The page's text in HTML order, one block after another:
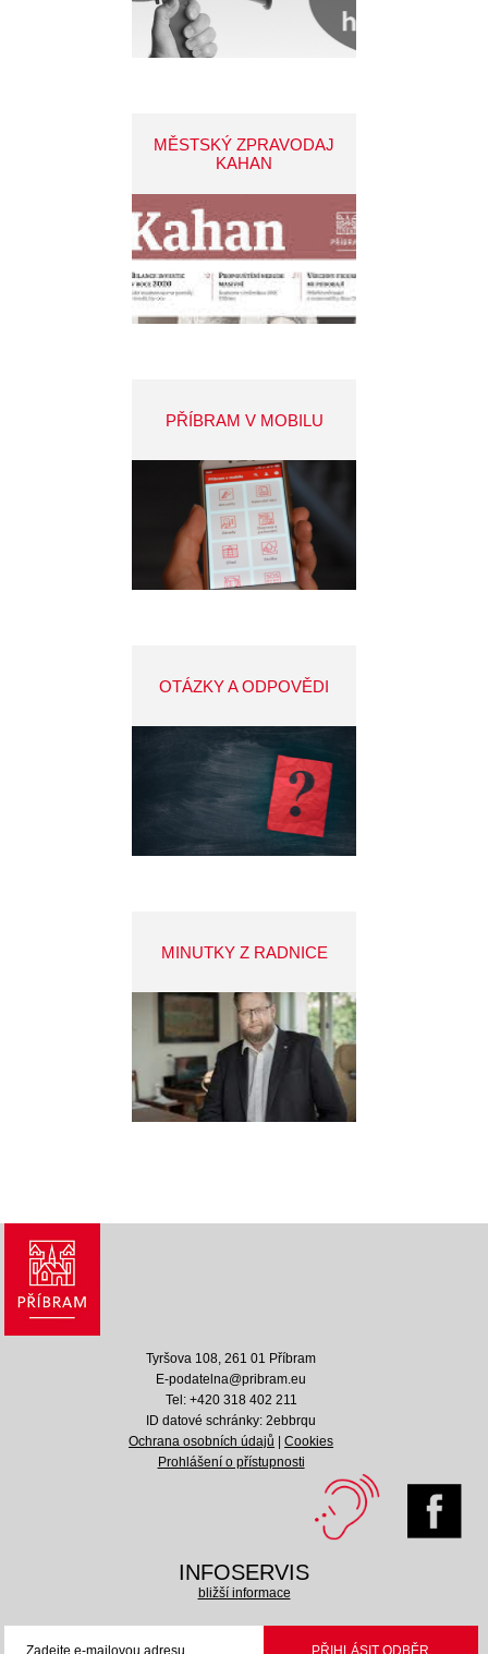
MĚSTSKÝ ZPRAVODAJ
KAHAN
PŘÍBRAM V MOBILU
OTÁZKY A ODPOVĚDI
MINUTKY Z RADNICE
Tyršova 108, 261 01 Příbram
E-podatelna@pribram.eu
Tel: +420 318 402 211
ID datové schránky: 2ebbrqu
Ochrana osobních údajů |Cookies
Prohlášení o přístupnosti
INFOSERVIS
bližší informace